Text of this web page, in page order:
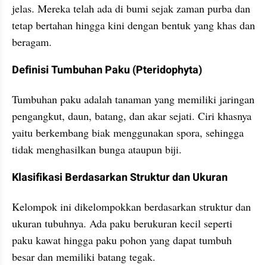
jelas. Mereka telah ada di bumi sejak zaman purba dan
tetap bertahan hingga kini dengan bentuk yang khas dan
beragam.
Definisi Tumbuhan Paku (Pteridophyta)
Tumbuhan paku adalah tanaman yang memiliki jaringan
pengangkut, daun, batang, dan akar sejati. Ciri khasnya
yaitu berkembang biak menggunakan spora, sehingga
tidak menghasilkan bunga ataupun biji.
Klasifikasi Berdasarkan Struktur dan Ukuran
Kelompok ini dikelompokkan berdasarkan struktur dan
ukuran tubuhnya. Ada paku berukuran kecil seperti
paku kawat hingga paku pohon yang dapat tumbuh
besar dan memiliki batang tegak.